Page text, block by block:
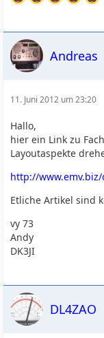
Andreas
11. Juni 2012 um 23:20
Hallo,
hier ein Link zu
Layoutaspekte
http://
Etliche Artikel sind
vy 73
Andy
DK3JI
DL4ZAO